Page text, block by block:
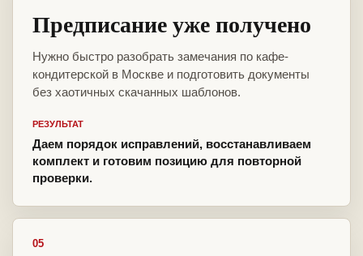
Предписание уже получено
Нужно быстро разобрать замечания по кафе-
кондитерской в Москве и подготовить документы
без хаотичных скачанных шаблонов.
РЕЗУЛЬТАТ
Даем порядок исправлений, восстанавливаем
комплект и готовим позицию для повторной
проверки.
05